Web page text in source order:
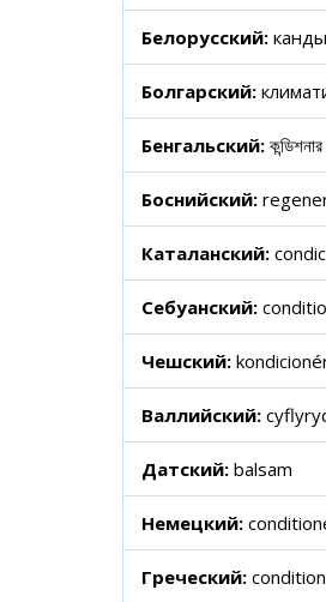
Белорусский:
Болгарский:
Бенгальский: কন্ডিশনার
Боснийский:
Каталанский:
Себуанский:
Чешский:
Валлийский:
Датский: balsam
Немецкий:
Греческий: